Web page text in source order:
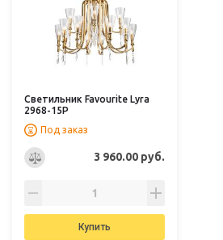
Светильник Favourite Lyra
2968-15P
Под заказ
3 960.00 руб.
Купить